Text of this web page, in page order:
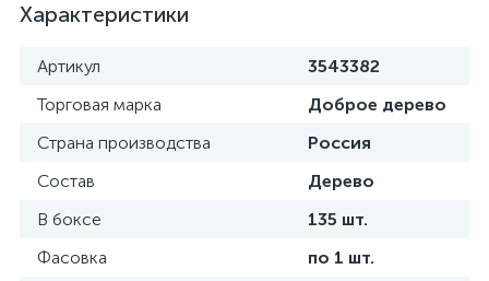
Характеристики
Артикул
3543382
Торговая марка
Доброе дерево
Страна производства
Россия
Состав
Дерево
В боксе
135 шт.
Фасовка
по 1 шт.